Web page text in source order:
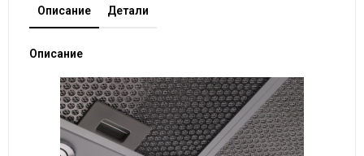
Описание Детали
Описание